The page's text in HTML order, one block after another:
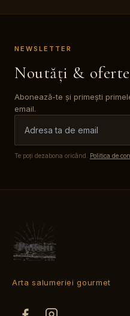
NEWSLETTER
Noutăți &
Abonează-te și primești
email.
Te poți dezabona oricând. Politica de
Arta salumeriei gourmet